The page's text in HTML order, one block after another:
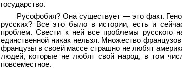
государство.
Русофобия? Она существует — это факт.
русских? Все это было в истории, есть и
проблем. Свести к ней все проблемы
единственной никак нельзя. Множество
французы в своей массе страшно не любят
людей, которые не любят свой народ, в том
повсеместное.